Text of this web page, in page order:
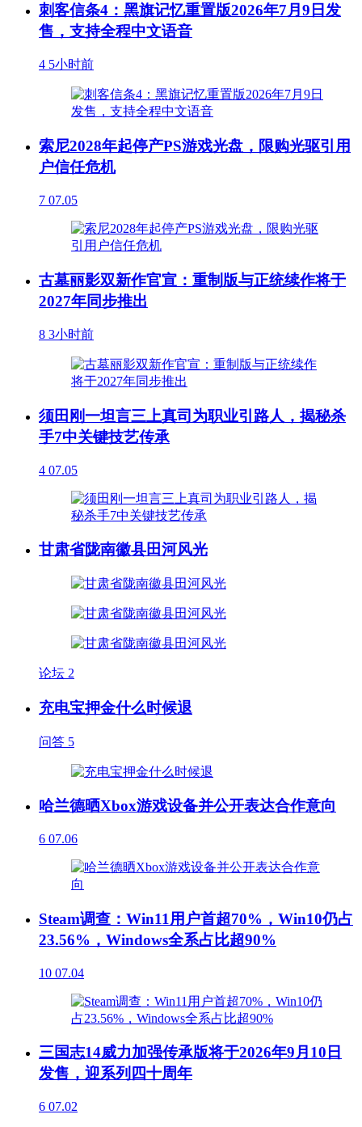
刺客信条4：黑旗记忆重置版2026年7月9日发
售，支持全程中文语音
4 5小时前
索尼2028年起停产PS游戏光盘，限购光驱引用
户信任危机
7 07.05
古墓丽影双新作官宣：重制版与正统续作将于
2027年同步推出
8 3小时前
须田刚一坦言三上真司为职业引路人，揭秘杀
手7中关键技艺传承
4 07.05
甘肃省陇南徽县田河风光
论坛 2
充电宝押金什么时候退
问答 5
哈兰德晒Xbox游戏设备并公开表达合作意向
6 07.06
Steam调查：Win11用户首超70%，Win10仍占
23.56%，Windows全系占比超90%
10 07.04
三国志14威力加强传承版将于2026年9月10日
发售，迎系列四十周年
6 07.02